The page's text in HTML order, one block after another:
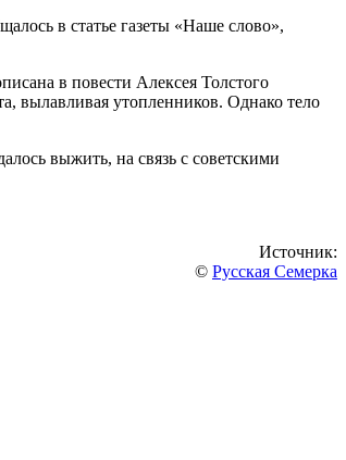
в статье газеты «Наше слово»,
в повести Алексея Толстого
вылавливая утопленников. Однако тело
выжить, на связь с советскими
Источник:
© Русская Семерка